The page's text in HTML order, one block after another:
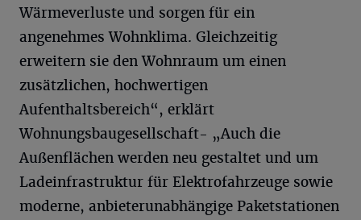
Wärmeverluste und sorgen für ein
angenehmes Wohnklima. Gleichzeitig
erweitern sie den Wohnraum um einen
zusätzlichen, hochwertigen
Aufenthaltsbereich“, erklärt
Wohnungsbaugesellschaft- „Auch die
Außenflächen werden neu gestaltet und um
Ladeinfrastruktur für Elektrofahrzeuge sowie
moderne, anbieterunabhängige Paketstationen